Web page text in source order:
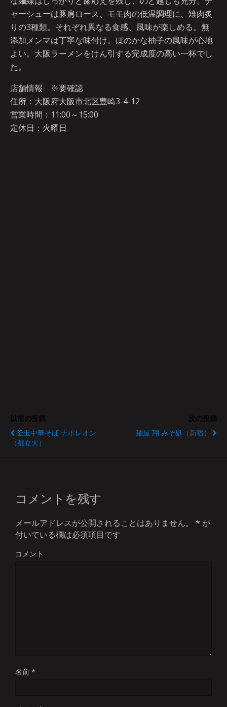
ャーシューは豚肩ロース、モモ肉の低温調理に、雉肉炙
りの3種類。それぞれ異なる食感、風味が楽しめる。無
添加メンマは丁寧な味付け。ほのかな柚子の風味が心地
よい。大阪ラーメンをけん引する完成度の高い一杯でし
た。
店舗情報 ※要確認
住所：大阪府大阪市北区豊崎3-4-12
営業時間：11:00～15:00
定休日：火曜日
釜玉中華そば ナポレオン
（都立大）
麺屋 翔 みそ処（新宿）
コメントを残す
メールアドレスが公開されることはありません。 * が
付いている欄は必須項目です
コメント
名前 *